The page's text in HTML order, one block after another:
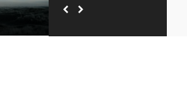
Romanul s-a nascut